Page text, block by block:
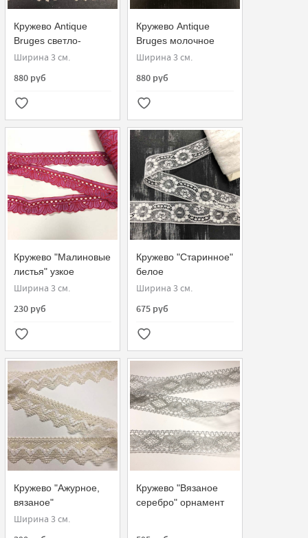
Кружево Antique
Bruges светло-
бежевое
Ширина 3 см.
880 руб
Кружево Antique
Bruges молочное
Ширина 3 см.
880 руб
Кружево "Малиновые
листья" узкое
Ширина 3 см.
230 руб
Кружево "Старинное"
белое
Ширина 3 см.
675 руб
Кружево "Ажурное,
вязаное"
молочное,белое
Ширина 3 см.
Кружево "Вязаное
серебро" орнамент